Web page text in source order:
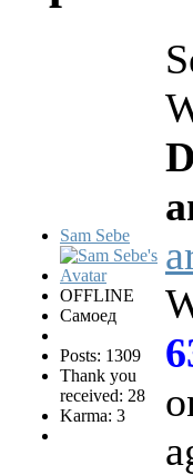
Sam Sebe
OFFLINE
Самоед
Posts: 1309
Thank you
received: 28
Karma: 3